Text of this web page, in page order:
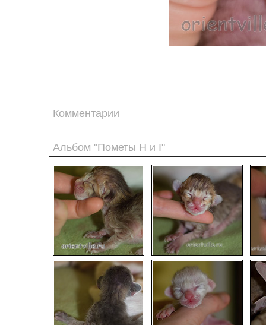
Комментарии
Альбом "Пометы H и I"